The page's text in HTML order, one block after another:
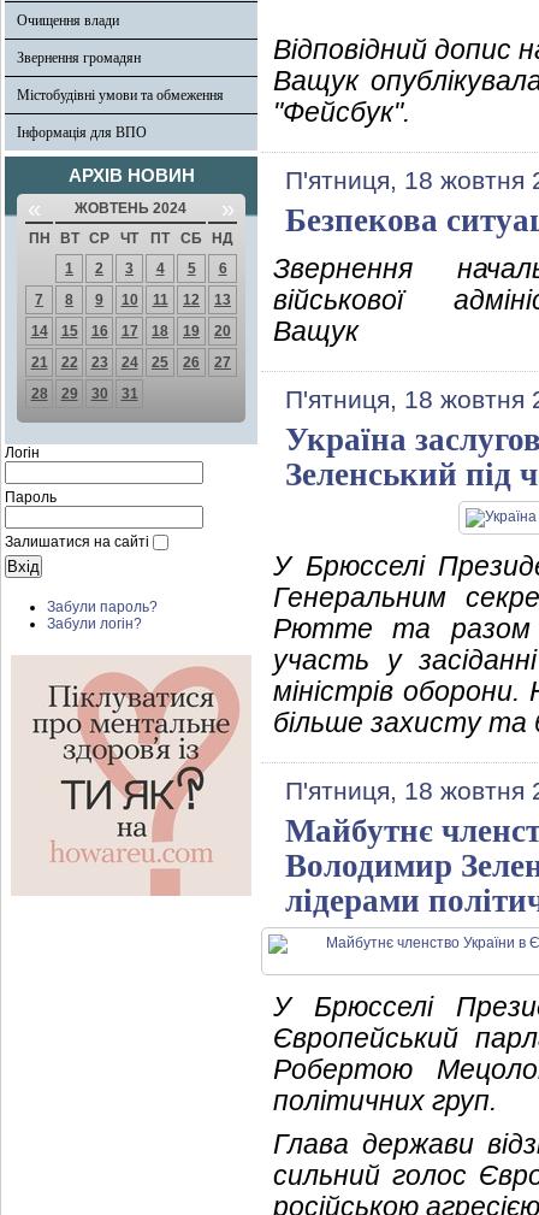
Очищення влади
Звернення громадян
Містобудівні умови та обмеження
Інформація для ВПО
АРХІВ НОВИН
« ЖОВТЕНЬ 2024 »
ПН ВТ СР ЧТ ПТ СБ
НД
1
2 3 4 5
6
7
8 9 10 11 12
13
14
15 16 17 18 19
20
21
22 23 24 25 26
27
28
29 30 31
Логін
Пароль
Залишатися на сайті
Забули пароль?
Забули логін?
Відповідний допис
Ващук
"Фейсбук".
П'ятниця, 18 жовтня
Безпекова
Звернення
військової
Ващук
П'ятниця, 18 жовтня
Україна
Зеленський під
У Брюсселі
Генеральним
Рютте та разом
участь у
міністрів
більше захисту та
П'ятниця, 18 жовтня
Майбутнє
Володимир
лідерами
У Брюсселі
Європейський
Робертою
політичних груп.
Глава держави
сильний голос
російською